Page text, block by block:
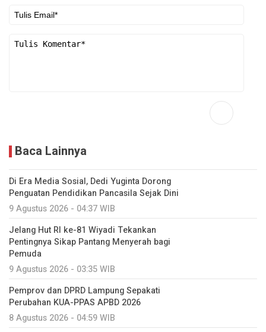
Baca Lainnya
Di Era Media Sosial, Dedi Yuginta Dorong
Penguatan Pendidikan Pancasila Sejak Dini
9 Agustus 2026 - 04:37 WIB
Jelang Hut RI ke-81 Wiyadi Tekankan
Pentingnya Sikap Pantang Menyerah bagi
Pemuda
9 Agustus 2026 - 03:35 WIB
Pemprov dan DPRD Lampung Sepakati
Perubahan KUA-PPAS APBD 2026
8 Agustus 2026 - 04:59 WIB